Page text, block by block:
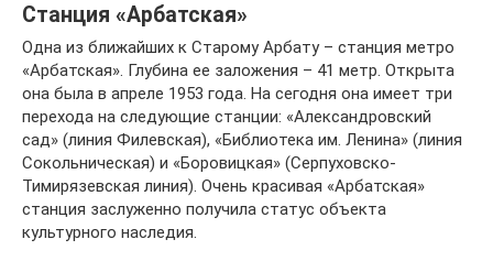
Станция «Арбатская»
Одна из ближайших к Старому Арбату – станция метро
«Арбатская». Глубина ее заложения – 41 метр. Открыта
она была в апреле 1953 года. На сегодня она имеет три
перехода на следующие станции: «Александровский
сад» (линия Филевская), «Библиотека им. Ленина» (линия
Сокольническая) и «Боровицкая» (Серпуховско-
Тимирязевская линия). Очень красивая «Арбатская»
станция заслуженно получила статус объекта
культурного наследия.